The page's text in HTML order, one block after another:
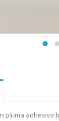
pluma adhesivo